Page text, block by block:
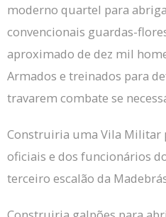
moderno quartel para
convencionais guardas-
aproximado de dez mil
Armados e treinados para
travarem combate se
Construiria uma Vila Militar
oficiais e dos funcionários
terceiro escalão da